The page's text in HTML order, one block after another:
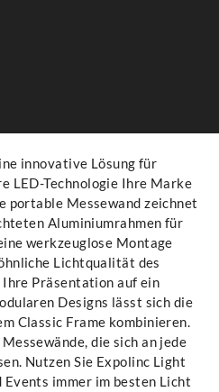
innovative Lösung für
LED-Technologie Ihre Marke
portable Messewand zeichnet
Aluminiumrahmen für
werkzeuglose Montage
Lichtqualität des
Präsentation auf ein
Designs lässt sich die
Classic Frame kombinieren.
die sich an jede
Nutzen Sie Expolinc Light
Events immer im besten Licht